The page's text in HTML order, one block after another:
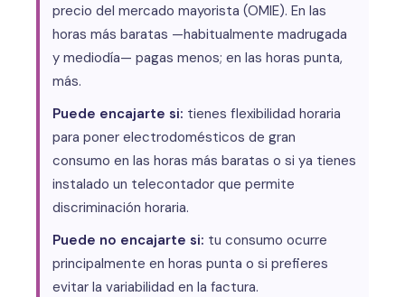
precio del mercado mayorista (OMIE). En las
horas más baratas —habitualmente madrugada
y mediodía— pagas menos; en las horas punta,
más.
Puede encajarte si: tienes flexibilidad horaria
para poner electrodomésticos de gran
consumo en las horas más baratas o si ya tienes
instalado un telecontador que permite
discriminación horaria.
Puede no encajarte si: tu consumo ocurre
principalmente en horas punta o si prefieres
evitar la variabilidad en la factura.